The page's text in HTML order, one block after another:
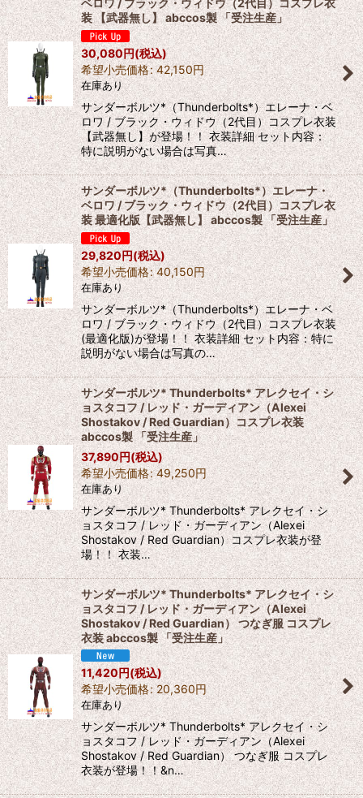
ベロワ / ブラック・ウィドウ（2代目）コスプレ衣
装 【武器無し】 abccos製 「受注生産」
30,080円(税込)
希望小売価格: 42,150円
在庫あり
サンダーボルツ*（Thunderbolts*）エレーナ・ベ
ロワ / ブラック・ウィドウ（2代目）コスプレ衣装
【武器無し】が登場！！ 衣装詳細 セット内容：
特に説明がない場合は写真…
サンダーボルツ*（Thunderbolts*）エレーナ・
ベロワ / ブラック・ウィドウ（2代目）コスプレ衣
装 最適化版【武器無し】 abccos製 「受注生産」
29,820円(税込)
希望小売価格: 40,150円
在庫あり
サンダーボルツ*（Thunderbolts*）エレーナ・ベ
ロワ / ブラック・ウィドウ（2代目）コスプレ衣装
(最適化版)が登場！！ 衣装詳細 セット内容：特に
説明がない場合は写真の…
サンダーボルツ* Thunderbolts* アレクセイ・シ
ョスタコフ / レッド・ガーディアン（Alexei
Shostakov / Red Guardian）コスプレ衣装
abccos製 「受注生産」
37,890円(税込)
希望小売価格: 49,250円
在庫あり
サンダーボルツ* Thunderbolts* アレクセイ・シ
ョスタコフ / レッド・ガーディアン（Alexei
Shostakov / Red Guardian）コスプレ衣装が登
場！！ 衣装…
サンダーボルツ* Thunderbolts* アレクセイ・シ
ョスタコフ / レッド・ガーディアン（Alexei
Shostakov / Red Guardian） つなぎ服 コスプレ
衣装 abccos製 「受注生産」
11,420円(税込)
希望小売価格: 20,360円
在庫あり
サンダーボルツ* Thunderbolts* アレクセイ・シ
ョスタコフ / レッド・ガーディアン（Alexei
Shostakov / Red Guardian） つなぎ服 コスプレ
衣装が登場！！&n…